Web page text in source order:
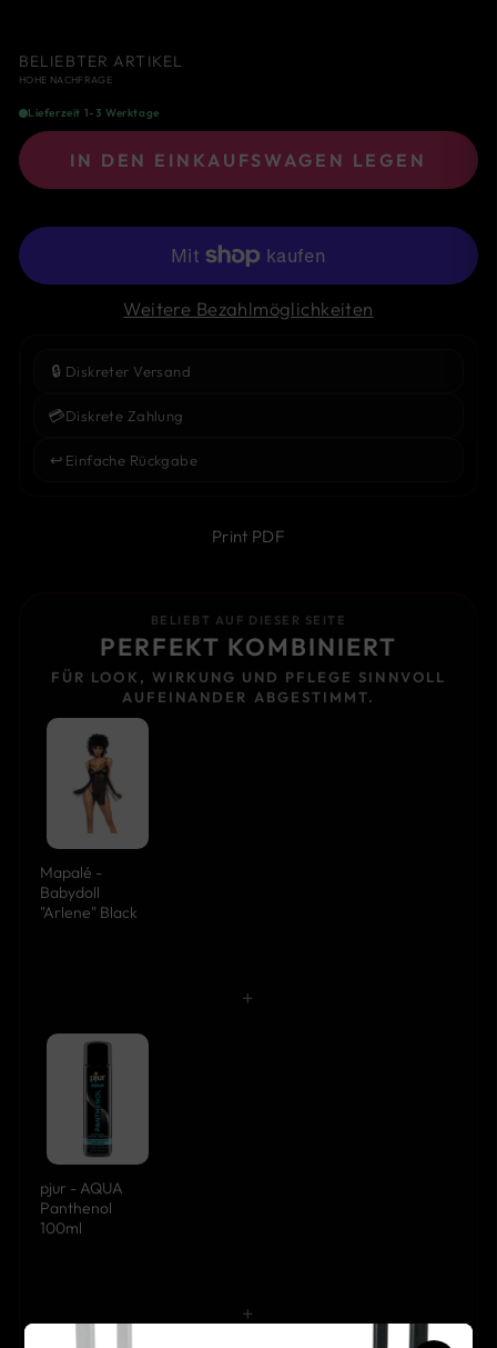
BELIEBTER ARTIKEL
HOHE NACHFRAGE
Lieferzeit 1-3 Werktage
IN DEN EINKAUFSWAGEN LEGEN
Weitere Bezahlmöglichkeiten
🔒 Diskreter Versand
💳Diskrete Zahlung
↩️ Einfache Rückgabe
Print PDF
BELIEBT AUF DIESER SEITE
PERFEKT KOMBINIERT
FÜR LOOK, WIRKUNG UND PFLEGE SINNVOLL
AUFEINANDER ABGESTIMMT.
Mapalé -
Babydoll
"Arlene" Black
+
pjur - AQUA
Panthenol
100ml
+